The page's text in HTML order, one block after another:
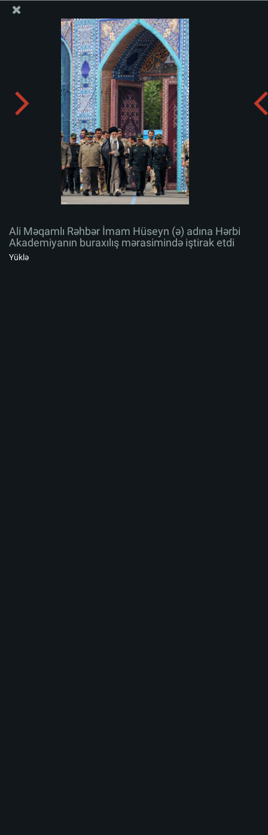
Ali Məqamlı Rəhbərin informasiya bloku
Ali Məqamlı Rəhbər İmam Hüseyn (ə) adına Hərbi
Akademiyanın buraxılış mərasimində iştirak etdi
Ali Məqamlı Rəhbər İmam Hüseyn (ə) adına Hərbi
Akademiyanın buraxılış mərasimində iştirak etdi
Yüklə